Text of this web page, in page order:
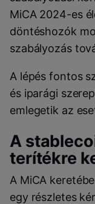
MiCA 2024-es
döntéshozók
szabályozás
A lépés fontos
és iparági
emlegetik az
A
terítékre
A MiCA
egy részletes